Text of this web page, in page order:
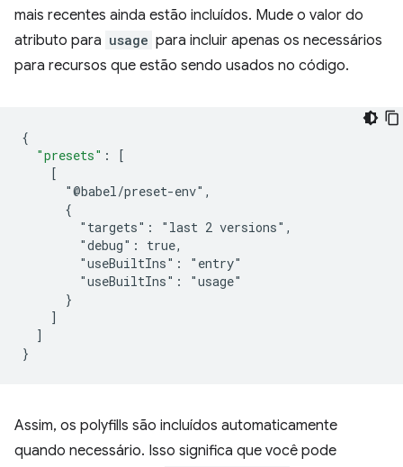
mais recentes ainda estão incluídos. Mude o valor do
atributo para usage para incluir apenas os necessários
para recursos que estão sendo usados no código.
{
"presets" :
[
    [
      "@babel/preset-env",
      {
        "targets": "last 2 versions",
        "debug": true,
        "useBuiltIns": "entry"
        "useBuiltIns": "usage"
      }
]
]
}
Assim, os polyfills são incluídos automaticamente
quando necessário. Isso significa que você pode